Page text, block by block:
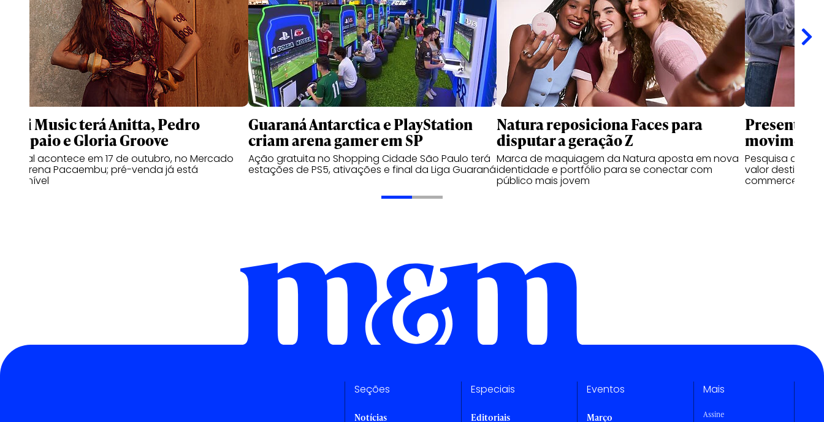
Meli Music terá Anitta, Pedro
Sampaio e Gloria Groove
Festival acontece em 17 de outubro, no Mercado
Livre Arena Pacaembu; pré-venda já está
disponível
Guaraná Antarctica e PlayStation
criam arena gamer em SP
Ação gratuita no Shopping Cidade São Paulo terá
estações de PS5, ativações e final da Liga Guaraná
Natura reposiciona Faces para
disputar a geração Z
Marca de maquiagem da Natura aposta em nova
identidade e portfólio para se conectar com
público mais jovem
Presentes
Pesquisa da
valor
commerce
Seções
Notícias
Especiais
Editoriais
Eventos
Março
Mais
Assine